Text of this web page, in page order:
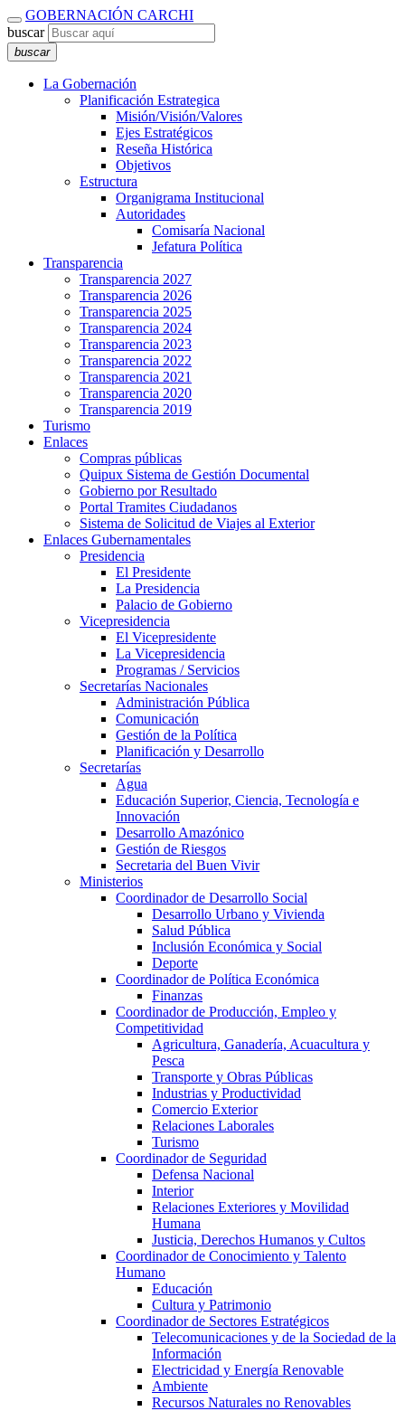
GOBERNACIÓN CARCHI
buscar
buscar
La Gobernación
Planificación Estrategica
Misión/Visión/Valores
Ejes Estratégicos
Reseña Histórica
Objetivos
Estructura
Organigrama Institucional
Autoridades
Comisaría Nacional
Jefatura Política
Transparencia
Transparencia 2027
Transparencia 2026
Transparencia 2025
Transparencia 2024
Transparencia 2023
Transparencia 2022
Transparencia 2021
Transparencia 2020
Transparencia 2019
Turismo
Enlaces
Compras públicas
Quipux Sistema de Gestión Documental
Gobierno por Resultado
Portal Tramites Ciudadanos
Sistema de Solicitud de Viajes al Exterior
Enlaces Gubernamentales
Presidencia
El Presidente
La Presidencia
Palacio de Gobierno
Vicepresidencia
El Vicepresidente
La Vicepresidencia
Programas / Servicios
Secretarías Nacionales
Administración Pública
Comunicación
Gestión de la Política
Planificación y Desarrollo
Secretarías
Agua
Educación Superior, Ciencia, Tecnología e
Innovación
Desarrollo Amazónico
Gestión de Riesgos
Secretaria del Buen Vivir
Ministerios
Coordinador de Desarrollo Social
Desarrollo Urbano y Vivienda
Salud Pública
Inclusión Económica y Social
Deporte
Coordinador de Política Económica
Finanzas
Coordinador de Producción, Empleo y
Competitividad
Agricultura, Ganadería, Acuacultura y
Pesca
Transporte y Obras Públicas
Industrias y Productividad
Comercio Exterior
Relaciones Laborales
Turismo
Coordinador de Seguridad
Defensa Nacional
Interior
Relaciones Exteriores y Movilidad
Humana
Justicia, Derechos Humanos y Cultos
Coordinador de Conocimiento y Talento
Humano
Educación
Cultura y Patrimonio
Coordinador de Sectores Estratégicos
Telecomunicaciones y de la Sociedad de la
Información
Electricidad y Energía Renovable
Ambiente
Recursos Naturales no Renovables